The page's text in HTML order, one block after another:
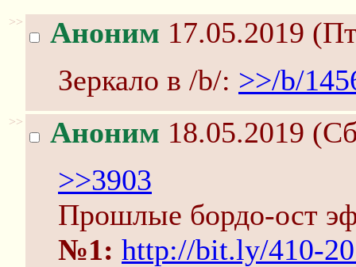
>> Аноним 17.05.2019
Зеркало в /b/: >>/b/
>> Аноним 18.05.2019
>>3903
Прошлые бордо-ост
№1: http://bit.ly/410-